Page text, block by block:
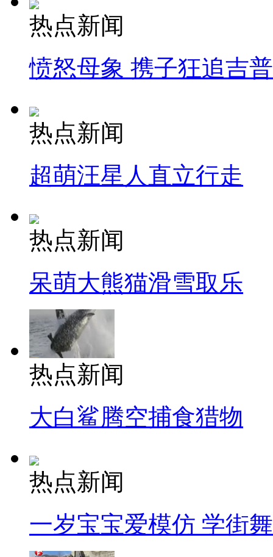
热点新闻
愤怒母象 携子狂追吉
热点新闻
超萌汪星人直立行走
热点新闻
呆萌大熊猫滑雪取乐
热点新闻
大白鲨腾空捕食猎物
热点新闻
一岁宝宝爱模仿 学街